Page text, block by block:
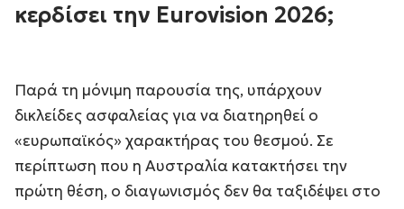
κερδίσει την Eurovision 2026;
Παρά τη μόνιμη παρουσία της, υπάρχουν
δικλείδες ασφαλείας για να διατηρηθεί ο
«ευρωπαϊκός» χαρακτήρας του θεσμού. Σε
περίπτωση που η Αυστραλία κατακτήσει την
πρώτη θέση, ο διαγωνισμός δεν θα ταξιδέψει στο